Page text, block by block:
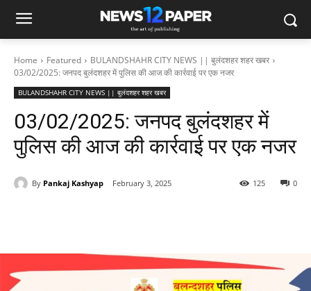
Home Featured
BULANDSHAHR CITY NEWS || बुलंदशहर शहर खबर
03/02/2025: जनपद बुलंदशहर में पुलिस की आज की कार्रवाई पर एक नजर
BULANDSHAHR CITY NEWS || बुलंदशहर शहर खबर
03/02/2025: जनपद बुलंदशहर में
पुलिस की आज की कार्रवाई पर एक नजर
By Pankaj Kashyap February 3, 2025 0
125